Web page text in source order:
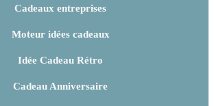
Cadeaux entreprises
Moteur idées cadeaux
Idée Cadeau Rétro
Cadeau Anniversaire